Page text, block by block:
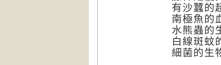
有沙蠶的
南極魚的
水熊蟲的
白線斑蚊
細菌的生